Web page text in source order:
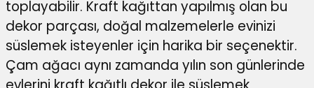
toplayabilir. Kraft kağıttan yapılmış olan bu
dekor parçası, doğal malzemelerle evinizi
süslemek isteyenler için harika bir seçenektir.
Çam ağacı aynı zamanda yılın son günlerinde